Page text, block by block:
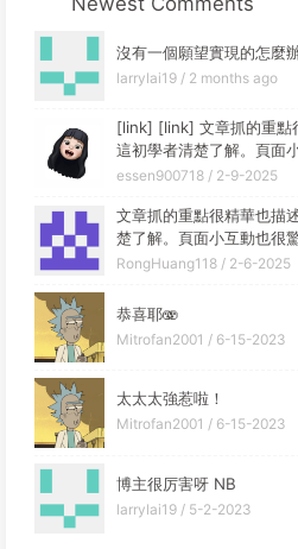
沒有一個願望實現的怎麼
larrylai19 / 2 months ago
[link] [link] 文章抓的重點很精華也描述的很清晰，讓我
這初學者清楚了解。頁面
你的分享~
essen900718 / 2-9-2025
文章抓的重點很精華也描
楚了解。頁面小互動也很
RongHuang118 / 2-6-2025
恭喜耶🫨
Mitrofan2001 / 6-15-2023
太太太強惹啦！
Mitrofan2001 / 6-15-2023
博主很厉害呀 NB
larrylai19 / 5-2-2023